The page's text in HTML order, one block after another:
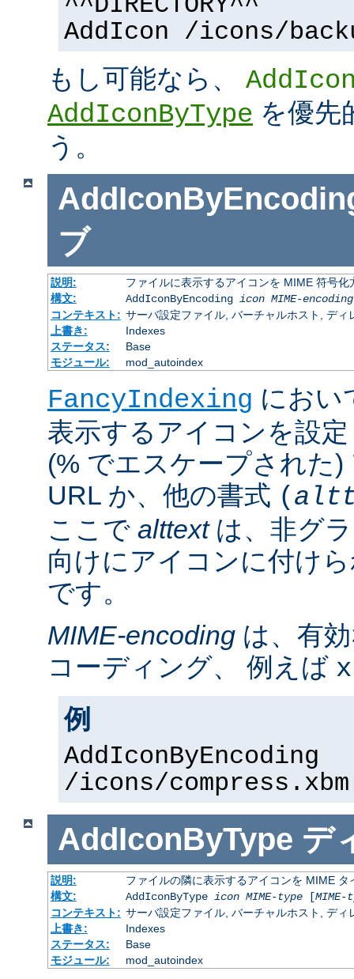
AddIcon /icons/
もし可能なら、
AddIconByType を優先
う。
ブ
説明:
ファイルに表示するアイコンを MIME 符号化
構文:
AddIconByEncoding icon MIME-encoding
コンテキスト: サーバ設定ファイル, バーチャルホスト, ディ
上書き:
Indexes
ステータス:
Base
モジュール:
mod_autoindex
FancyIndexing におい
表示するアイコンを設
(% でエスケープされた
URL か、他の書式 (
ここで alttextは、非グ
向けにアイコンに付け
です。
MIME-encoding は、有
コーディング、 例えば
例
AddIconByEncoding
/icons/
AddIconByType デ
説明:
ファイルの隣に表示するアイコンを MIME タ
構文:
AddIconByType icon MIME-type[MIME-
コンテキスト: サーバ設定ファイル, バーチャルホスト, ディ
上書き:
Indexes
ステータス:
Base
モジュール:
mod_autoindex